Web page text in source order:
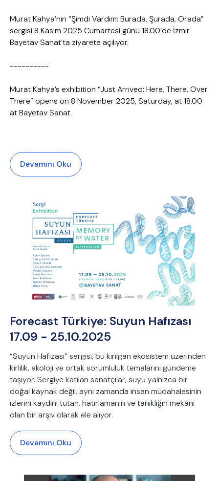
Murat Kahya’nın “Şimdi Vardım: Burada, Şurada, Orada”
sergisi 8 Kasım 2025 Cumartesi günü 18.00’de İzmir
Bayetav Sanat’ta ziyarete açılıyor.
----------
Murat Kahya’s exhibition “Just Arrived: Here, There, Over
There” opens on 8 November 2025, Saturday, at 18.00
at Bayetav Sanat.
Devamını Oku
Forecast Türkiye: Suyun Hafızası
17.09 - 25.10.2025
“Suyun Hafızası” sergisi, bu kırılgan ekosistem üzerinden
kirlilik, ekoloji ve ortak sorumluluk temalarını gündeme
taşıyor. Sergiye katılan sanatçılar, suyu yalnızca bir
doğal kaynak değil, aynı zamanda insan müdahalesinin
izlerini kaydını tutan, hatırlamanın ve tanıklığın mekânı
olan bir arşiv olarak ele alıyor.
Devamını Oku